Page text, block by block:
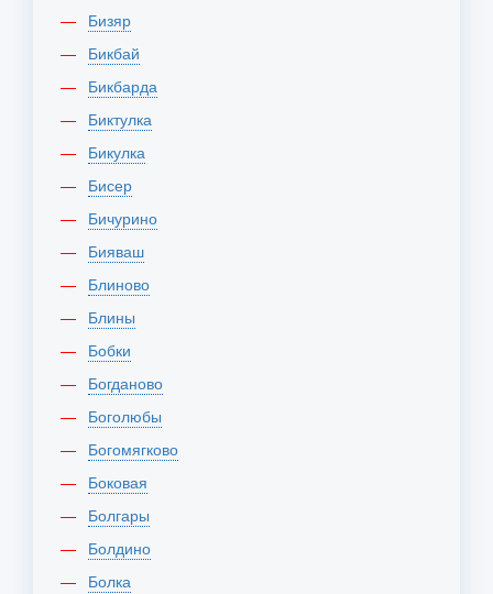
Бизяр
Бикбай
Бикбарда
Биктулка
Бикулка
Бисер
Бичурино
Бияваш
Блиново
Блины
Бобки
Богданово
Боголюбы
Богомягково
Боковая
Болгары
Болдино
Болка